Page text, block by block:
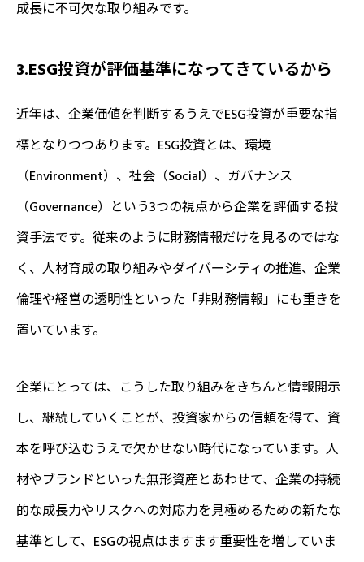
成長に不可欠な取り組みです。
3.ESG投資が評価基準になってきているから
近年は、企業価値を判断するうえでESG投資が重要な指
標となりつつあります。ESG投資とは、環境
（Environment）、社会（Social）、ガバナンス
（Governance）という3つの視点から企業を評価する投
資手法です。従来のように財務情報だけを見るのではな
く、人材育成の取り組みやダイバーシティの推進、企業
倫理や経営の透明性といった「非財務情報」にも重きを
置いています。
企業にとっては、こうした取り組みをきちんと情報開示
し、継続していくことが、投資家からの信頼を得て、資
本を呼び込むうえで欠かせない時代になっています。人
材やブランドといった無形資産とあわせて、企業の持続
的な成長力やリスクへの対応力を見極めるための新たな
基準として、ESGの視点はますます重要性を増していま